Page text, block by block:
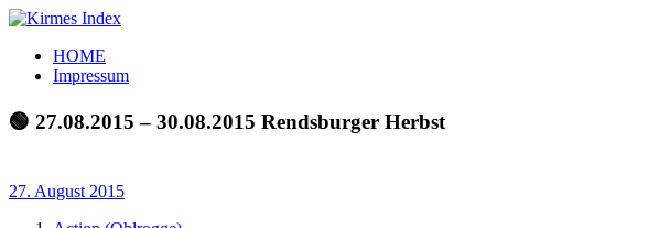
Zum
springen
Kirmes
Index
Tourpläne
der
letzten
HOME
Impressum
🟢 27.08.2015 – 30.08.2015 Rendsburger Herbst
27. August 2015